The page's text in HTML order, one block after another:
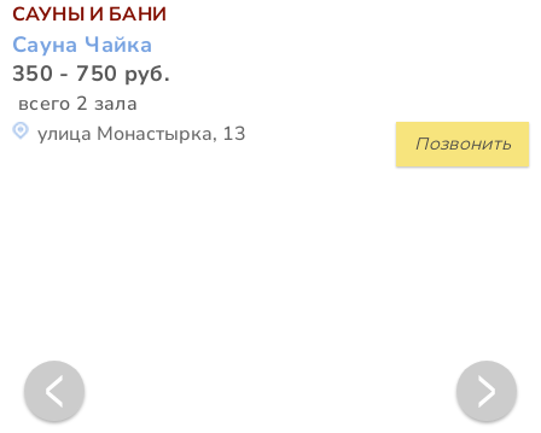
САУНЫ И БАНИ
Сауна Чайка
350 - 750 руб.
всего 2 зала
Позвонить
улица Монастырка, 13